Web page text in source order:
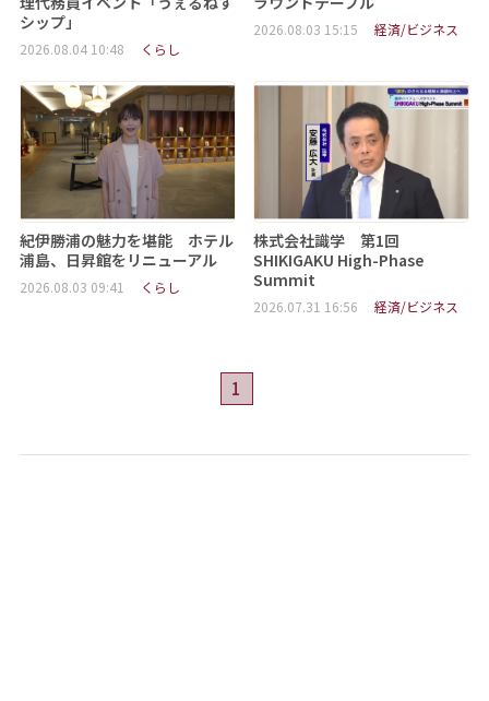
シップ」
2026.08.04 10:48 くらし
2026.08.03 15:15 経済/ビジネス
紀伊勝浦の魅力を堪能 ホテル
浦島、日昇館をリニューアル
2026.08.03 09:41 くらし
株式会社識学 第1回
SHIKIGAKU High-Phase
Summit
2026.07.31 16:56 経済/ビジネス
1